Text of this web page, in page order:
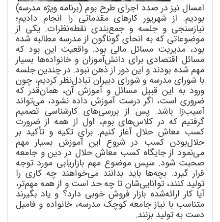
امسال نیز در صدد اجرای طرح بوم (برنامه ویژه مدرسه)
بودیم. از شهریور کارهای مقدماتی را انجام دادیم؛
نیازسنجی و جلسه و جمعبندی نقطهنظرات. یکی از
موضوعاتی که به انحای گوناگون از مدرسه مطالبه شده
بود، مدیریت مسائل مالی بود. واقعیت این بود که
مسائل اقتصادی برای دانشآموزان و خانوادهها بسیار
مهم شده بودند و این دور از ذهن نبود. در چندین جلسه
با شورای مدرسه و شورای دبیران تبادلنظر کردیم، چون
ورود به این قبیل مسائل و آموزش آن، همانقدر که
ضروری است، اگر درست آموزش داده نشود، میتواند
آسیبزا باشد. پس از بررسیهای کارشناسی تصمیم
گرفتیم که در کلاسهای بوم، اول از همه از ضرورت
کسب معاش حلال آغاز کنیم. برای تکیه و تأکید بر
حلالبودن کسب در شروع این آموزش بسیار مهم
مینمود از جایگاه کسب معاش حلال در دین و جامعه
صحبت شود. سپس موضوع مهم بازاریابی مورد توجه
قرار گیرد. بچهها باید بدانند میخواهند چه کاری را
تولید کنند، تواناییشان تا چه حد است و از همه مهمتر،
آیا کار ارائهشده بازار فروش خوبی دارد؟ و یاد بگیرند
متناسب با نیاز جامعه کوچک مدرسه، خانواده و فامیل
دست به تولید بزنند.